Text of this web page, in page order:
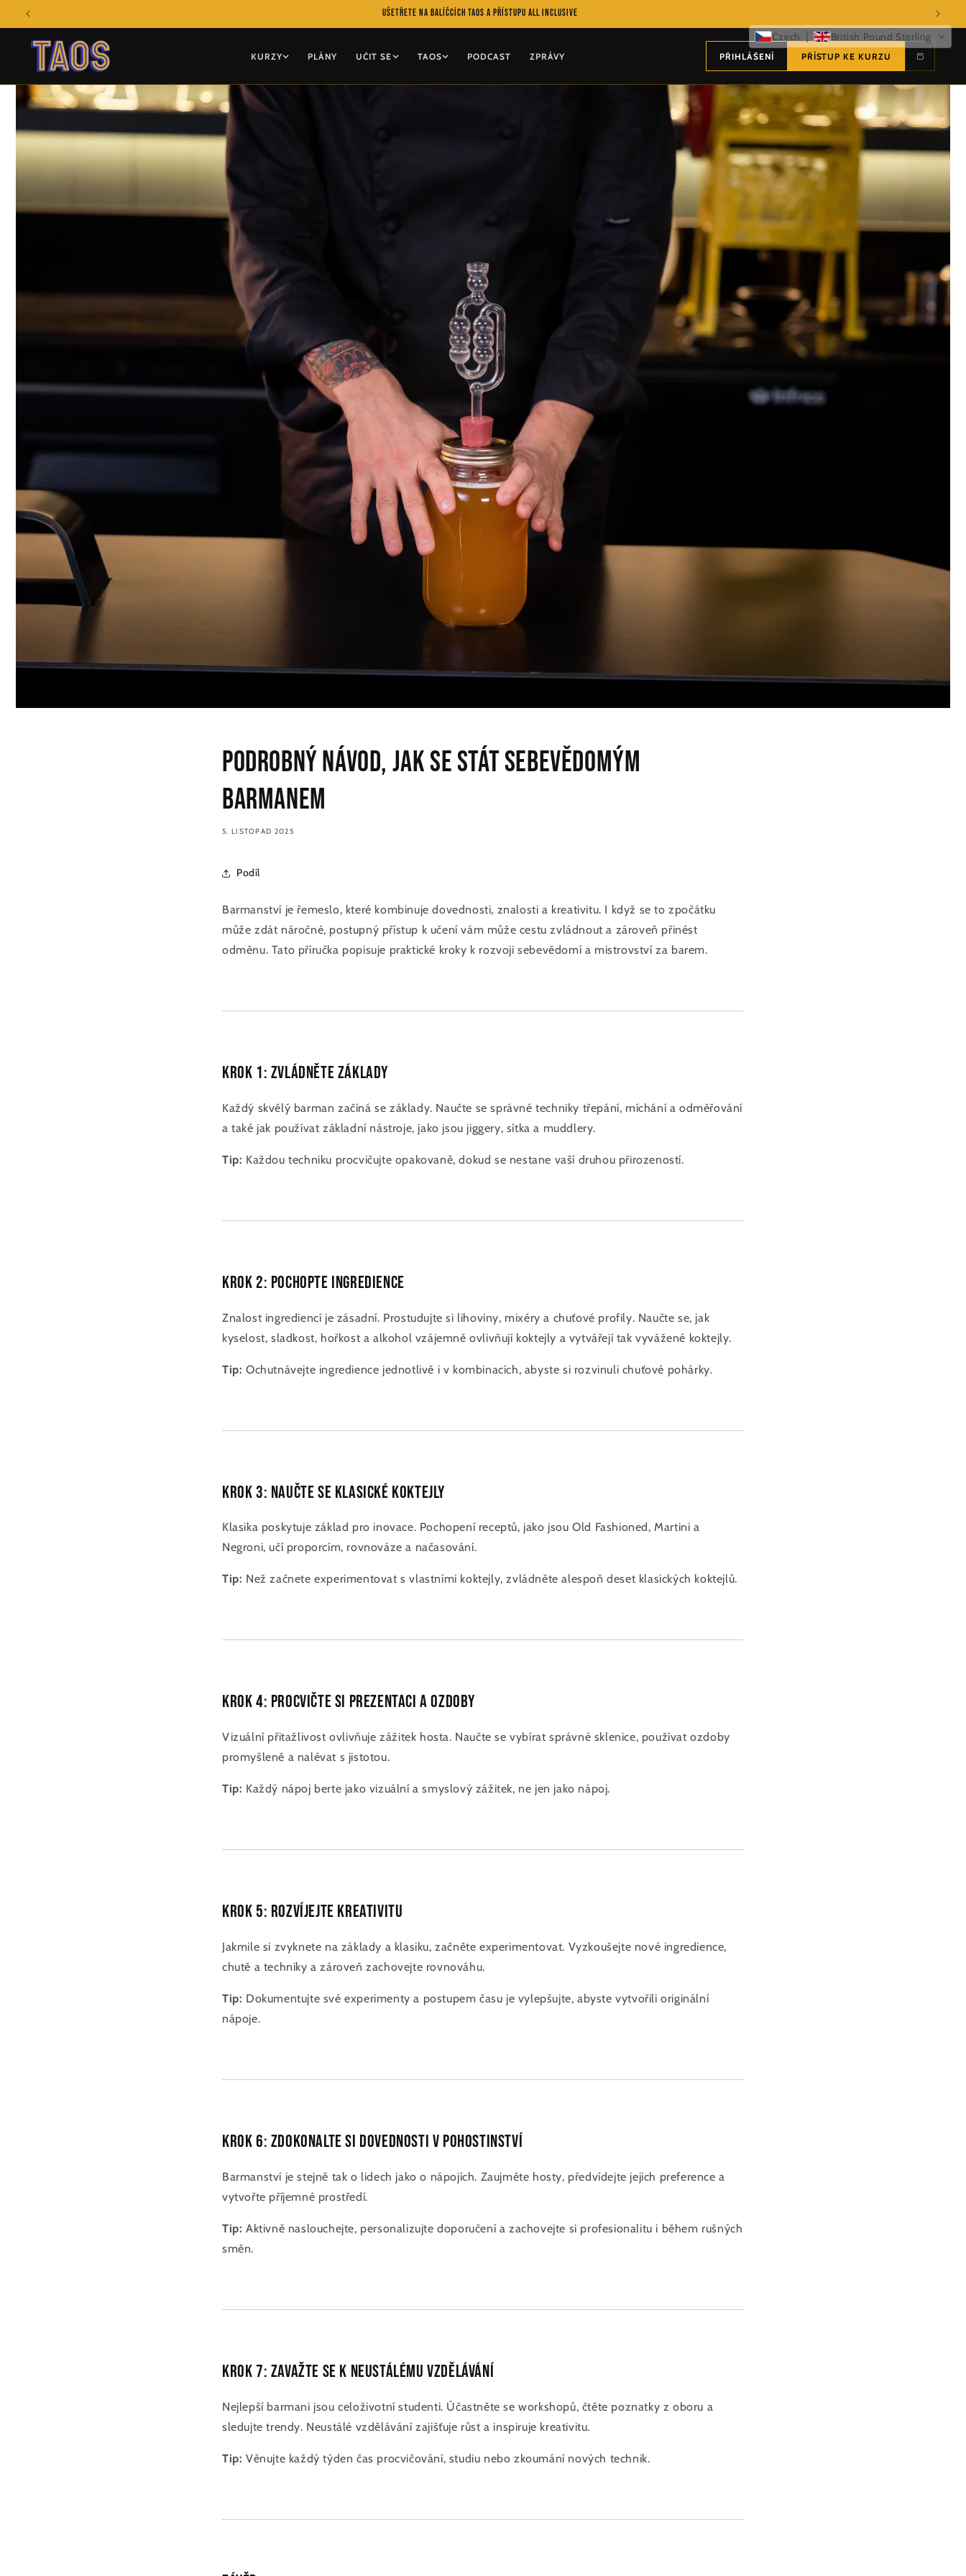
Přejít k
Ušetřete na balíčcích TAOS a přístupu All Inclusive
KURZY PLÁNY UČIT SE TAOS PODCAST ZPRÁVY PŘIHLÁŠENÍ PŘÍSTUP KE KURZU
Podrobný návod, jak se stát sebevědomým
barmanem
5. LISTOPAD 2025
Podíl
Barmanství je řemeslo, které kombinuje dovednosti, znalosti a kreativitu. I když se to zpočátku
může zdát náročné, postupný přístup k učení vám může cestu zvládnout a zároveň přinést
odměnu. Tato příručka popisuje praktické kroky k rozvoji sebevědomí a mistrovství za barem.
Krok 1: Zvládněte základy
Každý skvělý barman začíná se základy. Naučte se správné techniky třepání, míchání a odměřování
a také jak používat základní nástroje, jako jsou jiggery, sítka a muddlery.
Tip: Každou techniku ​​procvičujte opakovaně, dokud se nestane vaší druhou přirozeností.
Krok 2: Pochopte ingredience
Znalost ingrediencí je zásadní. Prostudujte si lihoviny, mixéry a chuťové profily. Naučte se, jak
kyselost, sladkost, hořkost a alkohol vzájemně ovlivňují koktejly a vytvářejí tak vyvážené koktejly.
Tip: Ochutnávejte ingredience jednotlivě i v kombinacích, abyste si rozvinuli chuťové pohárky.
Krok 3: Naučte se klasické koktejly
Klasika poskytuje základ pro inovace. Pochopení receptů, jako jsou Old Fashioned, Martini a
Negroni, učí proporcím, rovnováze a načasování.
Tip: Než začnete experimentovat s vlastními koktejly, zvládněte alespoň deset klasických koktejlů.
Krok 4: Procvičte si prezentaci a ozdoby
Vizuální přitažlivost ovlivňuje zážitek hosta. Naučte se vybírat správné sklenice, používat ozdoby
promyšleně a nalévat s jistotou.
Tip: Každý nápoj berte jako vizuální a smyslový zážitek, ne jen jako nápoj.
Krok 5: Rozvíjejte kreativitu
Jakmile si zvyknete na základy a klasiku, začněte experimentovat. Vyzkoušejte nové ingredience,
chutě a techniky a zároveň zachovejte rovnováhu.
Tip: Dokumentujte své experimenty a postupem času je vylepšujte, abyste vytvořili originální
nápoje.
Krok 6: Zdokonalte si dovednosti v pohostinství
Barmanství je stejně tak o lidech jako o nápojích. Zaujměte hosty, předvídejte jejich preference a
vytvořte příjemné prostředí.
Tip: Aktivně naslouchejte, personalizujte doporučení a zachovejte si profesionalitu i během rušných
směn.
Krok 7: Zavažte se k neustálému vzdělávání
Nejlepší barmani jsou celoživotní studenti. Účastněte se workshopů, čtěte poznatky z oboru a
sledujte trendy. Neustálé vzdělávání zajišťuje růst a inspiruje kreativitu.
Tip: Věnujte každý týden čas procvičování, studiu nebo zkoumání nových technik.
Czech British Pound Sterling